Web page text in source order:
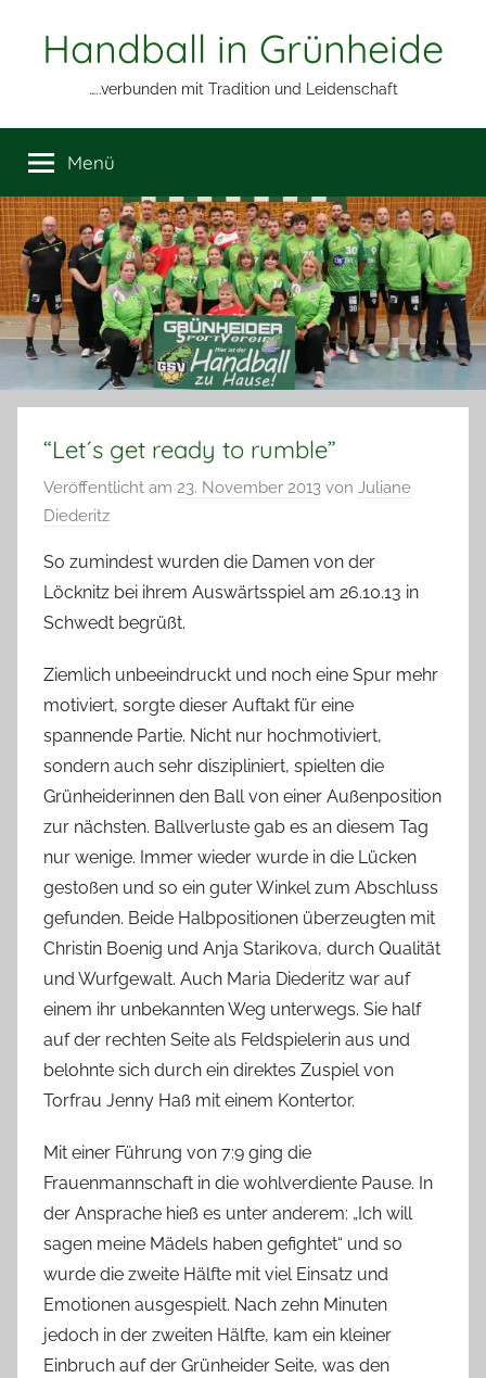
Handball in Grünheide
…..verbunden mit Tradition und Leidenschaft
Menü
“Let´s get ready to rumble”
Veröffentlicht am 23. November 2013 von Juliane
Diederitz
So zumindest wurden die Damen von der
Löcknitz bei ihrem Auswärtsspiel am 26.10.13 in
Schwedt begrüßt.
Ziemlich unbeeindruckt und noch eine Spur mehr
motiviert, sorgte dieser Auftakt für eine
spannende Partie. Nicht nur hochmotiviert,
sondern auch sehr diszipliniert, spielten die
Grünheiderinnen den Ball von einer Außenposition
zur nächsten. Ballverluste gab es an diesem Tag
nur wenige. Immer wieder wurde in die Lücken
gestoßen und so ein guter Winkel zum Abschluss
gefunden. Beide Halbpositionen überzeugten mit
Christin Boenig und Anja Starikova, durch Qualität
und Wurfgewalt. Auch Maria Diederitz war auf
einem ihr unbekannten Weg unterwegs. Sie half
auf der rechten Seite als Feldspielerin aus und
belohnte sich durch ein direktes Zuspiel von
Torfrau Jenny Haß mit einem Kontertor.
Mit einer Führung von 7:9 ging die
Frauenmannschaft in die wohlverdiente Pause. In
der Ansprache hieß es unter anderem: „Ich will
sagen meine Mädels haben gefightet“ und so
wurde die zweite Hälfte mit viel Einsatz und
Emotionen ausgespielt. Nach zehn Minuten
jedoch in der zweiten Hälfte, kam ein kleiner
Einbruch auf der Grünheider Seite, was den